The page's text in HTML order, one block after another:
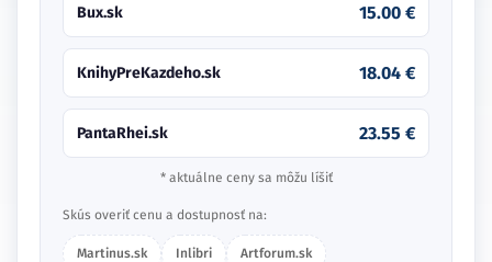
Bux.sk 15.00 €
KnihyPreKazdeho.sk 18.04 €
PantaRhei.sk 23.55 €
* aktuálne ceny sa môžu líšiť
Skús overiť cenu a dostupnosť na:
Martinus.sk Inlibri Artforum.sk